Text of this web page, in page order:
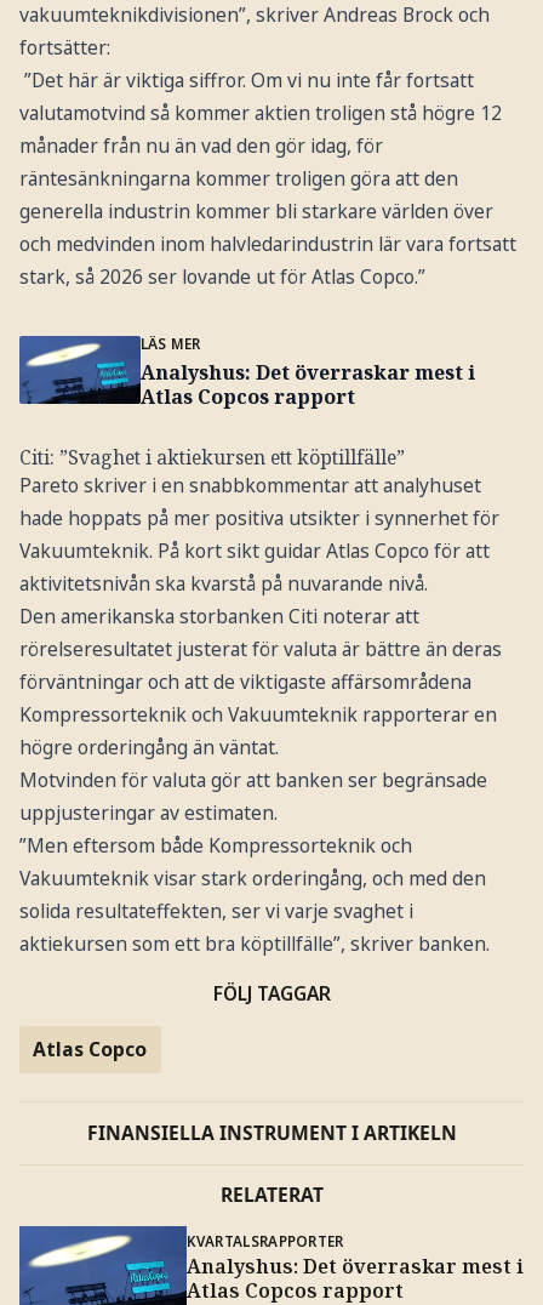
vakuumteknikdivisionen”, skriver Andreas Brock och
fortsätter:
”Det här är viktiga siffror. Om vi nu inte får fortsatt
valutamotvind så kommer aktien troligen stå högre 12
månader från nu än vad den gör idag, för
räntesänkningarna kommer troligen göra att den
generella industrin kommer bli starkare världen över
och medvinden inom halvledarindustrin lär vara fortsatt
stark, så 2026 ser lovande ut för Atlas Copco.”
LÄS MER
Analyshus: Det överraskar mest i
Atlas Copcos rapport
Citi: ”Svaghet i aktiekursen ett köptillfälle”
Pareto skriver i en snabbkommentar att analyhuset
hade hoppats på mer positiva utsikter i synnerhet för
Vakuumteknik. På kort sikt guidar Atlas Copco för att
aktivitetsnivån ska kvarstå på nuvarande nivå.
Den amerikanska storbanken Citi noterar att
rörelseresultatet justerat för valuta är bättre än deras
förväntningar och att de viktigaste affärsområdena
Kompressorteknik och Vakuumteknik rapporterar en
högre orderingång än väntat.
Motvinden för valuta gör att banken ser begränsade
uppjusteringar av estimaten.
”Men eftersom både Kompressorteknik och
Vakuumteknik visar stark orderingång, och med den
solida resultateffekten, ser vi varje svaghet i
aktiekursen som ett bra köptillfälle”, skriver banken.
FÖLJ TAGGAR
Atlas Copco
FINANSIELLA INSTRUMENT I ARTIKELN
RELATERAT
KVARTALSRAPPORTER
Analyshus: Det överraskar mest i
Atlas Copcos rapport